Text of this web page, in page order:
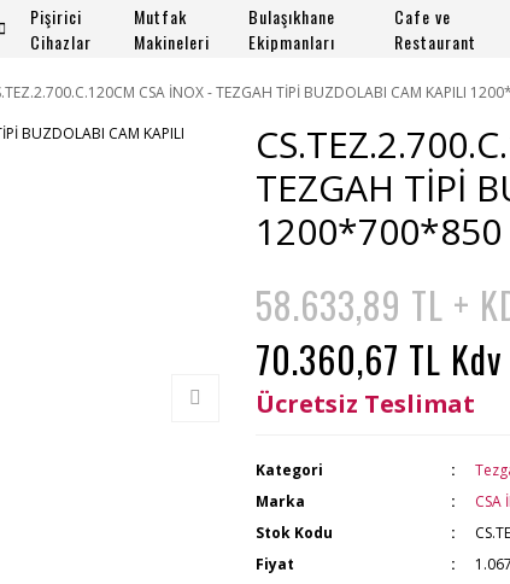
Pişirici
Cihazlar
Mutfak
Makineleri
Bulaşıkhane
Ekipmanları
Cafe ve
Restaurant
CSA İNOX - TEZGAH TİPİ BUZDOLABI CAM KAPILI
TEZGAH TİPİ
1200*700*850
58.633,89 TL +
70.360,67 TL
Ücretsiz Teslimat
Kategori
Marka
CSA
Stok Kodu
Fiyat